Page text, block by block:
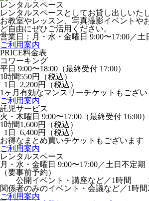
レンタルスペース
レンタルスペースとしてお貸し出しいた
お教室やレッスン、写真撮影イベントや
ど自由にぜひご活用ください。
営業日：月・水・金曜日 9:00〜17:00／土
ご利用案内
PRICE料金表
コワーキング
平日 9:00〜18:00（最終受付 17:00）
1時間550円
（税込）
1日
2,200円
（税込）
1ヶ月有効なマンスリーチケットもござい
ご利用案内
託児サービス
火・木曜日 9:00〜17:00（最終受付 16:00）
1時間1,600円
（税込）
1日
6,400円
（税込）
お得なまとめ買いチケットもございます
ご利用案内
レンタルスペース
月・水・金曜日 9:00〜17:00／土日不定期
（要事前予約）
公開イベント・講座など／1時間
関係者のみのイベント・会議など／1時間
ご利用案内